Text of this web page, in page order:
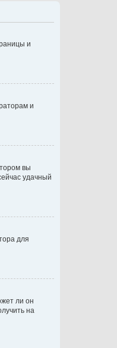
и
и
вы
удачный
для
ли он
на